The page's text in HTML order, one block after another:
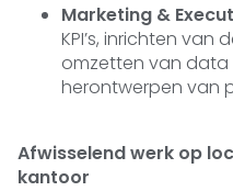
Marketing &
KPI’s, inrichten
omzetten van data
herontwerpen van
Afwisselend werk op
kantoor